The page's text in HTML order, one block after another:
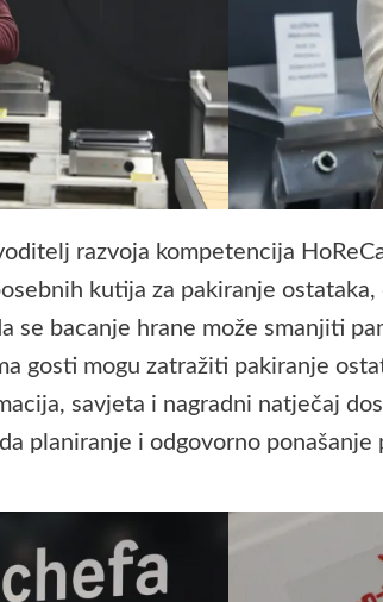
razvoja kompetencija
kutija za pakiranje
se bacanje hrane može smanjiti
gosti mogu zatražiti pakiranje
savjeta i nagradni natječaj
planiranje i odgovorno